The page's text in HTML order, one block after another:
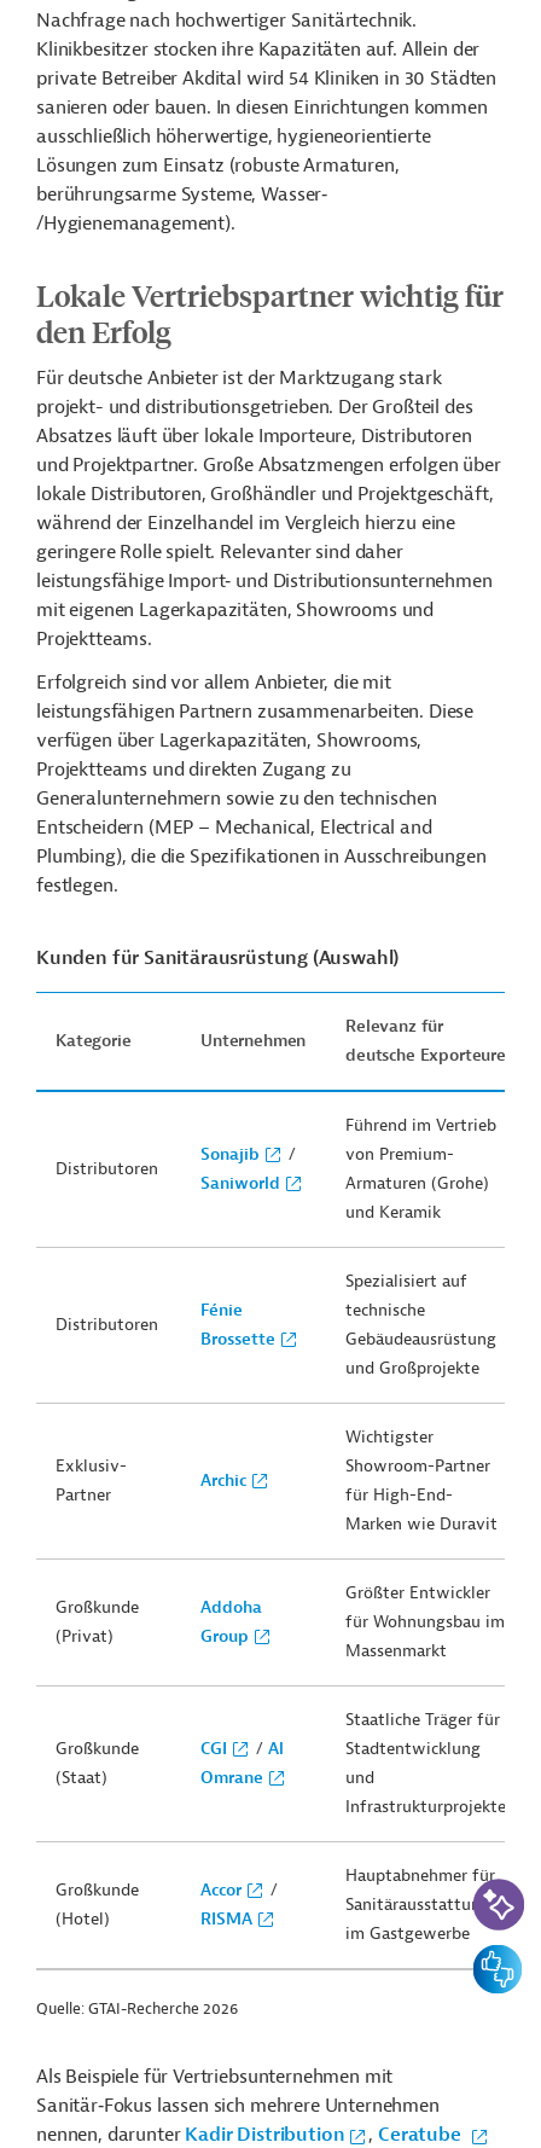
Nachfrage nach hochwertiger Sanitärtechnik.
Klinikbesitzer stocken ihre Kapazitäten auf. Allein der
private Betreiber Akdital wird 54 Kliniken in 30 Städten
sanieren oder bauen. In diesen Einrichtungen kommen
ausschließlich höherwertige, hygieneorientierte
Lösungen zum Einsatz (robuste Armaturen,
berührungsarme Systeme, Wasser‑
/Hygienemanagement).
Lokale Vertriebspartner wichtig für
den Erfolg
Für deutsche Anbieter ist der Marktzugang stark
projekt- und distributionsgetrieben. Der Großteil des
Absatzes läuft über lokale Importeure, Distributoren
und Projektpartner. Große Absatzmengen erfolgen über
lokale Distributoren, Großhändler und Projektgeschäft,
während der Einzelhandel im Vergleich hierzu eine
geringere Rolle spielt. Relevanter sind daher
leistungsfähige Import‑ und Distributionsunternehmen
mit eigenen Lagerkapazitäten, Showrooms und
Projektteams.
Erfolgreich sind vor allem Anbieter, die mit
leistungsfähigen Partnern zusammenarbeiten. Diese
verfügen über Lagerkapazitäten, Showrooms,
Projektteams und direkten Zugang zu
Generalunternehmern sowie zu den technischen
Entscheidern (MEP – Mechanical, Electrical and
Plumbing), die die Spezifikationen in Ausschreibungen
festlegen.
Kunden für Sanitärausrüstung (Auswahl)
Kategorie Unternehmen
Relevanz für
deutsche Exporteure
Distributoren
Sonajib
/
Saniworld
Führend im Vertrieb
von Premium-
Armaturen (Grohe)
und Keramik
Distributoren
Fénie
Brossette
Spezialisiert auf
technische
Gebäudeausrüstung
und Großprojekte
Exklusiv-
Partner
Archic
Wichtigster
Showroom-Partner
für High-End-
Marken wie Duravit
Großkunde
(Privat)
Addoha
Group
Größter Entwickler
für Wohnungsbau im
Massenmarkt
Großkunde
(Staat)
CGI / Al
Omrane
Staatliche Träger für
Stadtentwicklung
und
Infrastrukturprojekte
Großkunde
(Hotel)
Accor
/
RISMA
Hauptabnehmer für
Sanitärausstattung
im Gastgewerbe
Quelle: GTAI-Recherche 2026
Als Beispiele für Vertriebsunternehmen mit
Sanitär‑Fokus lassen sich mehrere Unternehmen
nennen, darunter Kadir Distribution ,Ceratube
KI-